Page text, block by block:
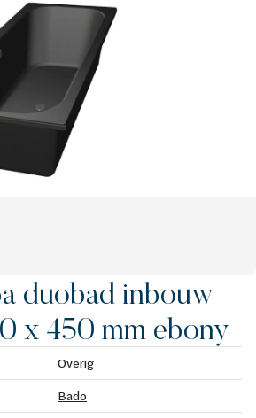
duobad inbouw
x 450 mm ebony
Overig
Bado